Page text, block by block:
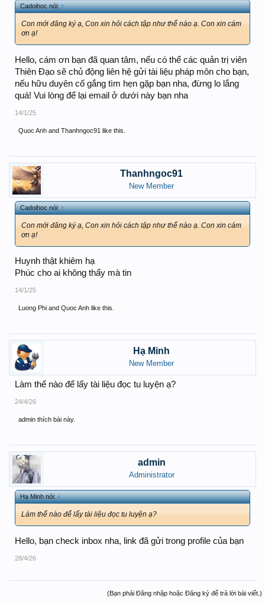
Cadoihoc nói:↑
Con mới đăng ký ạ, Con xin hỏi cách tập như thế nào ạ. Con xin cám
ơn ạ!
Hello, cám ơn bạn đã quan tâm, nếu có thể các quản trị viên
Thiên Đạo sẽ chủ động liên hệ gửi tài liệu pháp môn cho bạn,
nếu hữu duyên cố gắng tìm hẹn gặp bạn nha, đừng lo lắng
quá! Vui lòng để lại email ở dưới này bạn nha
14/1/25
Quoc Anh and Thanhngoc91 like this.
Thanhngoc91
New Member
Cadoihoc nói:↑
Con mới đăng ký ạ, Con xin hỏi cách tập như thế nào ạ. Con xin cám
ơn ạ!
Huynh thật khiêm hạ
Phúc cho ai không thấy mà tin
14/1/25
Luong Phi and Quoc Anh like this.
Hạ Minh
New Member
Làm thế nào để lấy tài liệu đọc tu luyện ạ?
24/4/26
admin thích bài này.
admin
Administrator
Hạ Minh nói:↑
Làm thế nào để lấy tài liệu đọc tu luyện ạ?
Hello, bạn check inbox nha, link đã gửi trong profile của bạn
28/4/26
(Bạn phải Đăng nhập hoặc Đăng ký để trả lời bài viết.)